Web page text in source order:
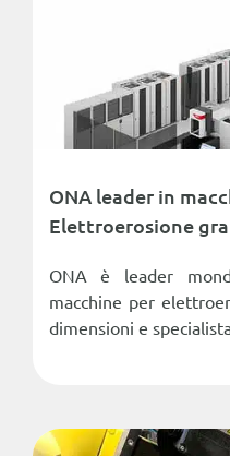
ONA leader in
Elettroerosione
ONA è leader
macchine per
dimensioni e